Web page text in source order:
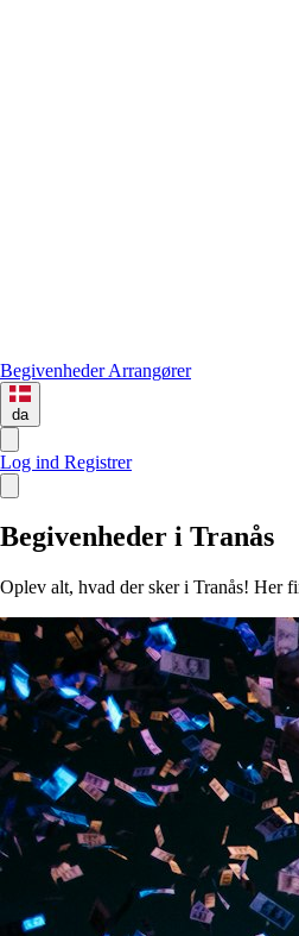
BegivenhederArrangører
da
Log ind Registrer
Begivenheder i Tranås
Oplev alt, hvad der sker i Tranås! Her